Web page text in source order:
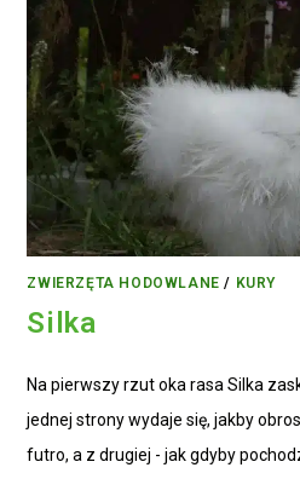
ZWIERZĘTA HODOWLANE / KURY
Silka
Na pierwszy rzut oka rasa Silka
jednej strony wydaje się, jakby
futro, a z drugiej - jak gdyby